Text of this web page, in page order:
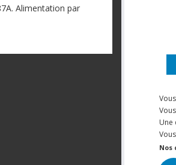
Alimentation par
Une
Nos